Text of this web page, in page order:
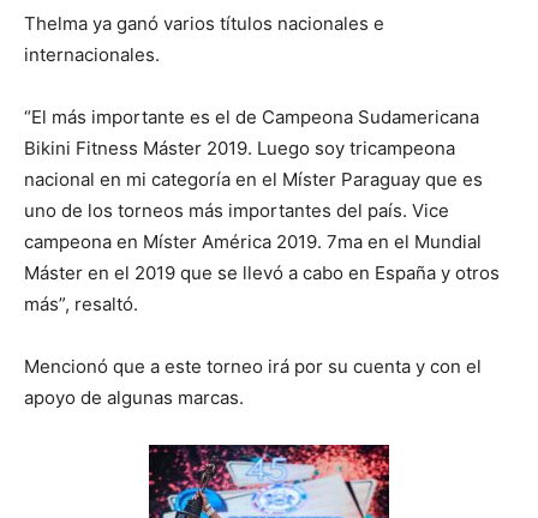
Thelma ya ganó varios títulos nacionales e
internacionales.
“El más importante es el de Campeona Sudamericana
Bikini Fitness Máster 2019. Luego soy tricampeona
nacional en mi categoría en el Míster Paraguay que es
uno de los torneos más importantes del país. Vice
campeona en Míster América 2019. 7ma en el Mundial
Máster en el 2019 que se llevó a cabo en España y otros
más”, resaltó.
Mencionó que a este torneo irá por su cuenta y con el
apoyo de algunas marcas.